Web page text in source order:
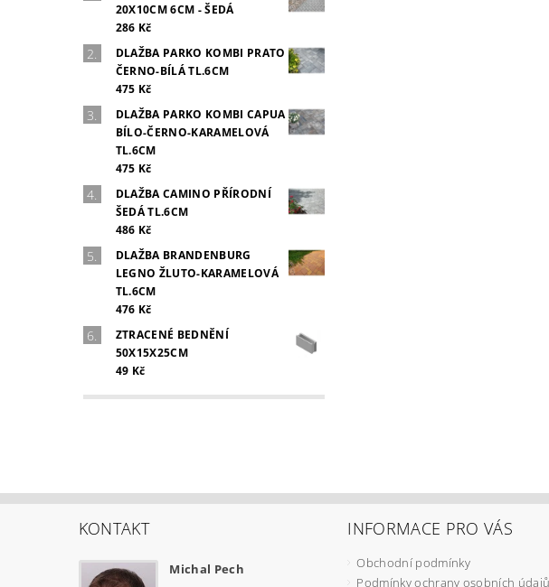
20X10CM 6CM - ŠEDÁ
286 Kč
DLAŽBA PARKO KOMBI PRATO
ČERNO-BÍLÁ TL.6CM
475 Kč
DLAŽBA PARKO KOMBI CAPUA
BÍLO-ČERNO-KARAMELOVÁ
TL.6CM
475 Kč
DLAŽBA CAMINO PŘÍRODNÍ
ŠEDÁ TL.6CM
486 Kč
DLAŽBA BRANDENBURG
LEGNO ŽLUTO-KARAMELOVÁ
TL.6CM
476 Kč
ZTRACENÉ BEDNĚNÍ
50X15X25CM
49 Kč
KONTAKT
Michal Pech
INFORMACE PRO VÁS
Obchodní podmínky
Podmínky ochrany osobních údajů